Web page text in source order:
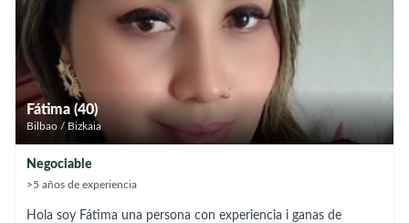
Fátima (40)
Bilbao / Bizkaia
Negociable
>5 años de experiencia
Hola soy Fátima una persona con experiencia i ganas de